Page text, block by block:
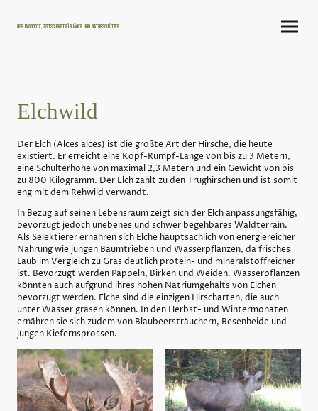
Der Jagdbote, Zeitschrift für Jäger und Naturschützer
Elchwild
Der Elch (Alces alces) ist die größte Art der Hirsche, die heute
existiert. Er erreicht eine Kopf-Rumpf-Länge von bis zu 3 Metern,
eine Schulterhöhe von maximal 2,3 Metern und ein Gewicht von bis
zu 800 Kilogramm. Der Elch zählt zu den Trughirschen und ist somit
eng mit dem Rehwild verwandt.
In Bezug auf seinen Lebensraum zeigt sich der Elch anpassungsfähig,
bevorzugt jedoch unebenes und schwer begehbares Waldterrain.
Als Selektierer ernähren sich Elche hauptsächlich von energiereicher
Nahrung wie jungen Baumtrieben und Wasserpflanzen, da frisches
Laub im Vergleich zu Gras deutlich protein- und mineralstoffreicher
ist. Bevorzugt werden Pappeln, Birken und Weiden. Wasserpflanzen
könnten auch aufgrund ihres hohen Natriumgehalts von Elchen
bevorzugt werden. Elche sind die einzigen Hirscharten, die auch
unter Wasser grasen können. In den Herbst- und Wintermonaten
ernähren sie sich zudem von Blaubeersträuchern, Besenheide und
jungen Kiefernsprossen.